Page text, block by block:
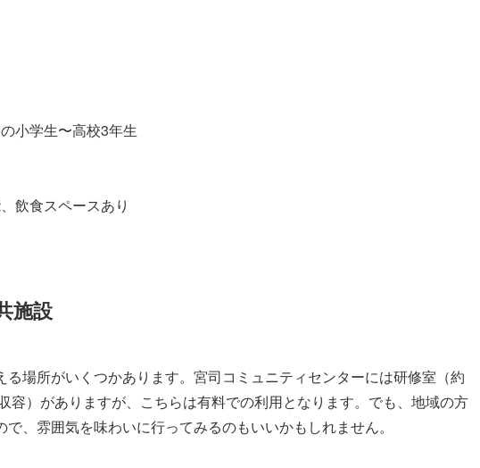
小学生〜高校3年生
飲食スペースあり
施設
場所がいくつかあります。宮司コミュニティセンターには研修室（約
容）がありますが、こちらは有料での利用となります。でも、地域の方
、雰囲気を味わいに行ってみるのもいいかもしれません。